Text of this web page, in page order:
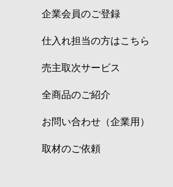
企業会員のご登録
仕入れ担当の方はこちら
売主取次サービス
全商品のご紹介
お問い合わせ（企業用）
取材のご依頼